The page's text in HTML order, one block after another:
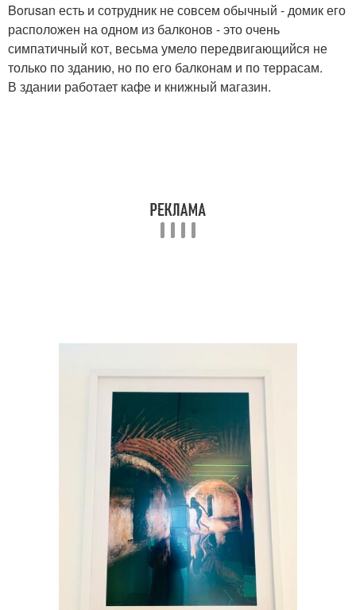
Borusan есть и сотрудник не совсем обычный - домик его
расположен на одном из балконов - это очень
симпатичный кот, весьма умело передвигающийся не
только по зданию, но по его балконам и по террасам.
В здании работает кафе и книжный магазин.